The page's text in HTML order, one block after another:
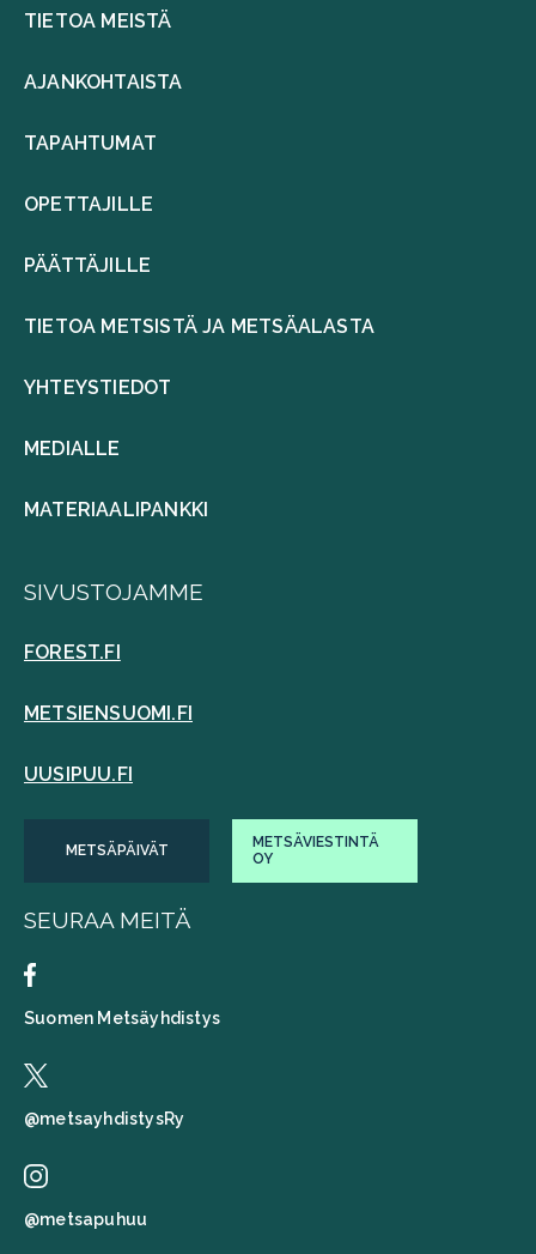
TIETOA MEISTÄ
AJANKOHTAISTA
TAPAHTUMAT
OPETTAJILLE
PÄÄTTÄJILLE
TIETOA METSISTÄ JA METSÄALASTA
YHTEYSTIEDOT
MEDIALLE
MATERIAALIPANKKI
SIVUSTOJAMME
FOREST.FI
METSIENSUOMI.FI
UUSIPUU.FI
METSÄPÄIVÄT
METSÄVIESTINTÄ
OY
SEURAA MEITÄ
Suomen Metsäyhdistys
@metsayhdistysRy
@metsapuhuu